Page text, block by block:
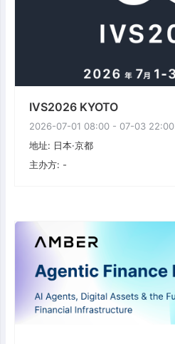
IVS2026 KYOTO
2026-07-01 08:00 - 07-03 22:00
地址: 日本·京都
主办方: -